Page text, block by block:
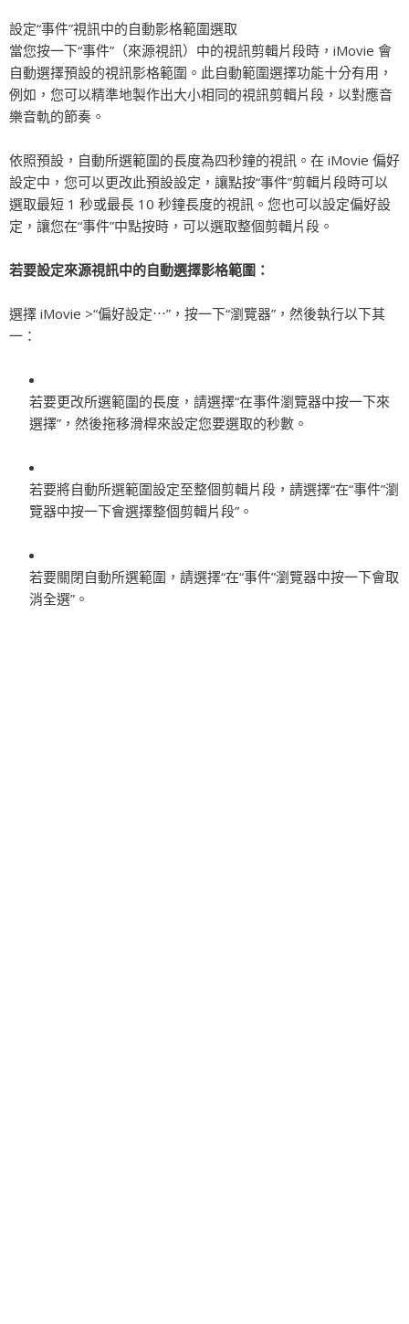
設定“事件”視訊中的自動影格範圍選取
當您按一下“事件”（來源視訊）中的視訊剪輯片段時，iMovie 會
自動選擇預設的視訊影格範圍。此自動範圍選擇功能十分有用，
例如，您可以精準地製作出大小相同的視訊剪輯片段，以對應音
樂音軌的節奏。
依照預設，自動所選範圍的長度為四秒鐘的視訊。在 iMovie 偏好
設定中，您可以更改此預設設定，讓點按“事件”剪輯片段時可以
選取最短 1 秒或最長 10 秒鐘長度的視訊。您也可以設定偏好設
定，讓您在“事件”中點按時，可以選取整個剪輯片段。
若要設定來源視訊中的自動選擇影格範圍：
選擇 iMovie >“偏好設定⋯”，按一下“瀏覽器”，然後執行以下其
一：
若要更改所選範圍的長度，請選擇“在事件瀏覽器中按一下來
選擇”，然後拖移滑桿來設定您要選取的秒數。
若要將自動所選範圍設定至整個剪輯片段，請選擇“在“事件”瀏
覽器中按一下會選擇整個剪輯片段”。
若要關閉自動所選範圍，請選擇“在“事件”瀏覽器中按一下會取
消全選”。